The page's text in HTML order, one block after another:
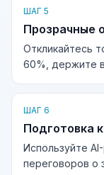
ШАГ 5
Прозрачные
Откликайтесь
60%, держите
ШАГ 6
Подготовка
Используйте
переговоров о